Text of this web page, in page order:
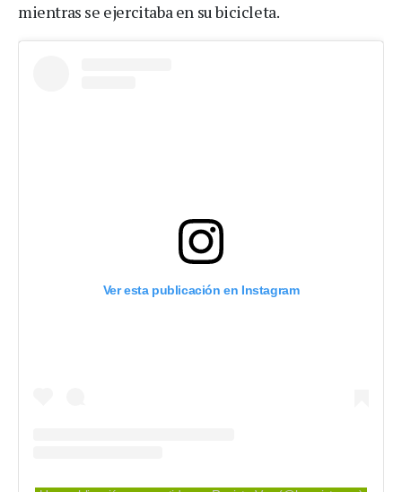
mientras se ejercitaba en su bicicleta.
Ver esta publicación en Instagram